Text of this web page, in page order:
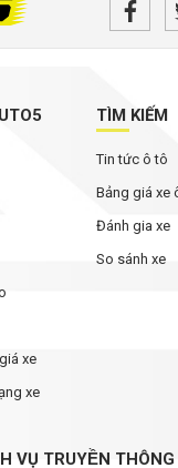
xe
xe
TÌM KIẾM
Tin tức ô tô
Bảng giá xe
Đánh gia xe
So sánh xe
VỤ TRUYỀN